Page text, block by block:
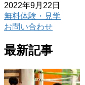
2022年9月22日
無料体験・見学
お問い合わせ
最新記事